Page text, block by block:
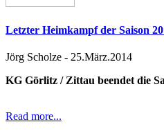
Letzter Heimkampf der Saison
Jörg Scholze - 25.März.2014
KG Görlitz / Zittau beendet die
Read more...